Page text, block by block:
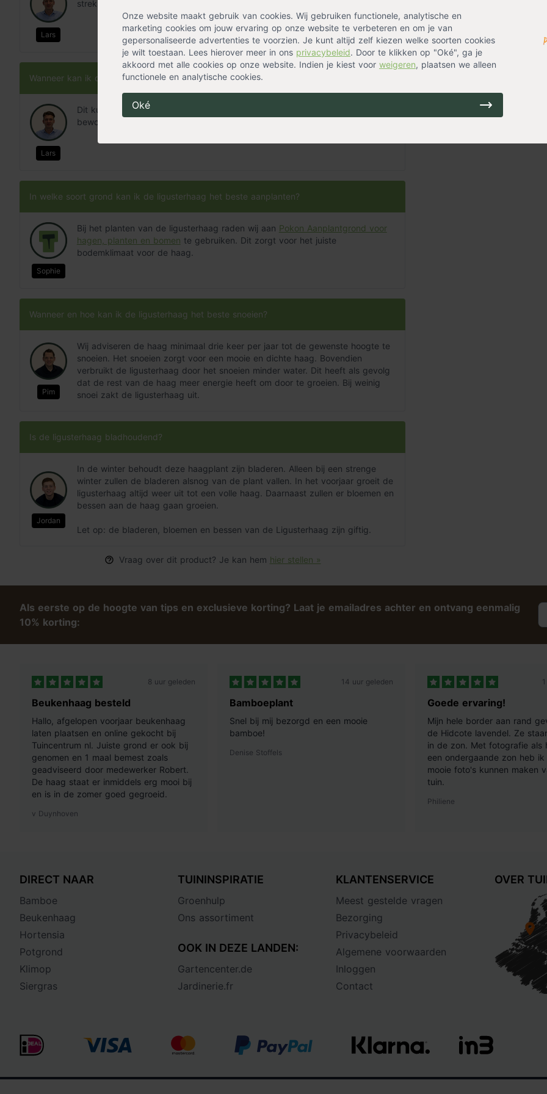
Onze website maakt gebruik van cookies. Wij gebruiken functionele, analytische en
marketing cookies om jouw ervaring op onze website te verbeteren en om je van
gepersonaliseerde advertenties te voorzien. Je kunt altijd zelf kiezen welke soorten cookies
je wilt toestaan. Lees hierover meer in ons privacybeleid. Door te klikken op "Oké", ga je
akkoord met alle cookies op onze website. Indien je kiest voor weigeren, plaatsen we alleen
functionele en analytische cookies.
Oké
Lars
strekkende meter, dat zijn 30 stuks voor 5 strekkende meter.
Wanneer kan ik de ligusterhaag het best snoeien?
Lars
Dit kun je het best doen van mei tot en met september. Doe dit op een
bewolkte dag, zodat de bladeren niet verbranden.
In welke soort grond kan ik de ligusterhaag het beste aanplanten?
Sophie
Bij het planten van de ligusterhaag raden wij aan Pokon Aanplantgrond voor
hagen, planten en bomen te gebruiken. Dit zorgt voor het juiste
bodemklimaat voor de haag.
Wanneer en hoe kan ik de ligusterhaag het beste snoeien?
Pim
Wij adviseren de haag minimaal drie keer per jaar tot de gewenste hoogte te
snoeien. Het snoeien zorgt voor een mooie en dichte haag. Bovendien
verbruikt de ligusterhaag door het snoeien minder water. Dit heeft als gevolg
dat de rest van de haag meer energie heeft om door te groeien. Bij weinig
snoei zakt de ligusterhaag uit.
Is de ligusterhaag bladhoudend?
Jordan
In de winter behoudt deze haagplant zijn bladeren. Alleen bij een strenge
winter zullen de bladeren alsnog van de plant vallen. In het voorjaar groeit de
ligusterhaag altijd weer uit tot een volle haag. Daarnaast zullen er bloemen en
bessen aan de haag gaan groeien.
Let op: de bladeren, bloemen en bessen van de Ligusterhaag zijn giftig.
Vraag over dit product? Je kan hem hier stellen »
Als eerste op de hoogte van tips en exclusieve korting? Laat je emailadres achter en ontvang eenmalig
10% korting:
8 uur geleden
Beukenhaag besteld
Hallo, afgelopen voorjaar beukenhaag
laten plaatsen en online gekocht bij
Tuincentrum nl. Juiste grond er ook bij
genomen en 1 maal bemest zoals
geadviseerd door medewerker Robert.
De haag staat er inmiddels erg mooi bij
en is in de zomer goed gegroeid.
v Duynhoven
14 uur geleden
Bamboeplant
Snel bij mij bezorgd en een mooie
bamboe!
Denise Stoffels
Goede ervaring!
Mijn hele border aan rand
de Hidcote lavendel. Ze
in de zon. Met fotografie als
een ondergaande zon heb ik
mooie foto's kunnen maken
tuin.
Philiene
DIRECT NAAR
Bamboe
Beukenhaag
Hortensia
Potgrond
Klimop
Siergras
TUININSPIRATIE
Groenhulp
Ons assortiment
OOK IN DEZE LANDEN:
Gartencenter.de
Jardinerie.fr
KLANTENSERVICE
Meest gestelde vragen
Bezorging
Privacybeleid
Algemene voorwaarden
Inloggen
Contact
OVER